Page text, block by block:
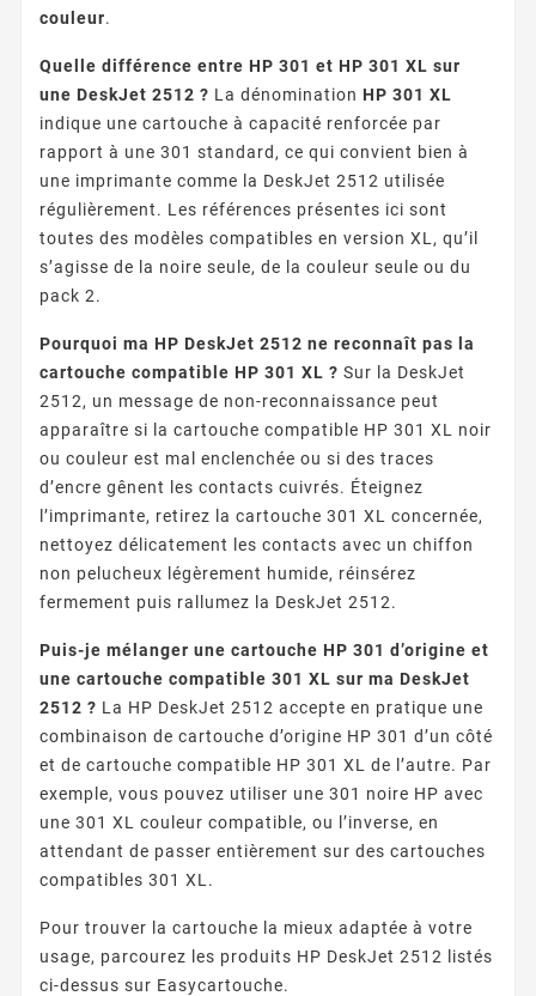
couleur.
Quelle différence entre HP 301 et HP 301 XL sur
une DeskJet 2512 ? La dénomination HP 301 XL
indique une cartouche à capacité renforcée par
rapport à une 301 standard, ce qui convient bien à
une imprimante comme la DeskJet 2512 utilisée
régulièrement. Les références présentes ici sont
toutes des modèles compatibles en version XL, qu’il
s’agisse de la noire seule, de la couleur seule ou du
pack 2.
Pourquoi ma HP DeskJet 2512 ne reconnaît pas la
cartouche compatible HP 301 XL ? Sur la DeskJet
2512, un message de non-reconnaissance peut
apparaître si la cartouche compatible HP 301 XL noir
ou couleur est mal enclenchée ou si des traces
d’encre gênent les contacts cuivrés. Éteignez
l’imprimante, retirez la cartouche 301 XL concernée,
nettoyez délicatement les contacts avec un chiffon
non pelucheux légèrement humide, réinsérez
fermement puis rallumez la DeskJet 2512.
Puis-je mélanger une cartouche HP 301 d’origine et
une cartouche compatible 301 XL sur ma DeskJet
2512 ? La HP DeskJet 2512 accepte en pratique une
combinaison de cartouche d’origine HP 301 d’un côté
et de cartouche compatible HP 301 XL de l’autre. Par
exemple, vous pouvez utiliser une 301 noire HP avec
une 301 XL couleur compatible, ou l’inverse, en
attendant de passer entièrement sur des cartouches
compatibles 301 XL.
Pour trouver la cartouche la mieux adaptée à votre
usage, parcourez les produits HP DeskJet 2512 listés
ci-dessus sur Easycartouche.